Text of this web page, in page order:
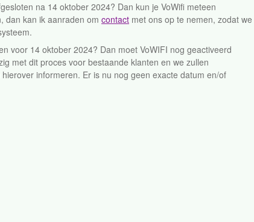
na 14 oktober 2024? Dan kun je VoWifi meteen
dan kan ik aanraden om contact met ons op te nemen, zodat we
voor 14 oktober 2024? Dan moet VoWIFI nog geactiveerd
met dit proces voor bestaande klanten en we zullen
informeren. Er is nu nog geen exacte datum en/of